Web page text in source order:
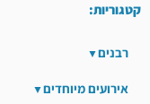
קטגוריות:
רבנים
אירועים מיוחדים